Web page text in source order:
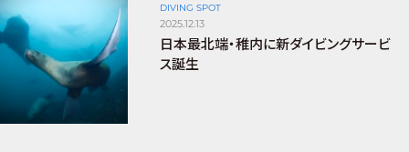
DIVING SPOT
2025.12.13
日本最北端・稚内に新ダイビングサービ
ス誕生